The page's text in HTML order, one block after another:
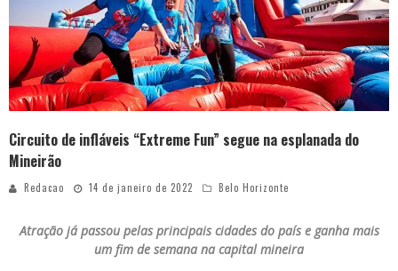
Circuito de infláveis “Extreme Fun” segue na esplanada do
Mineirão
Redacao 14 de janeiro de 2022 Belo Horizonte
Atração já passou pelas principais cidades do país e ganha mais
um fim de semana na capital mineira